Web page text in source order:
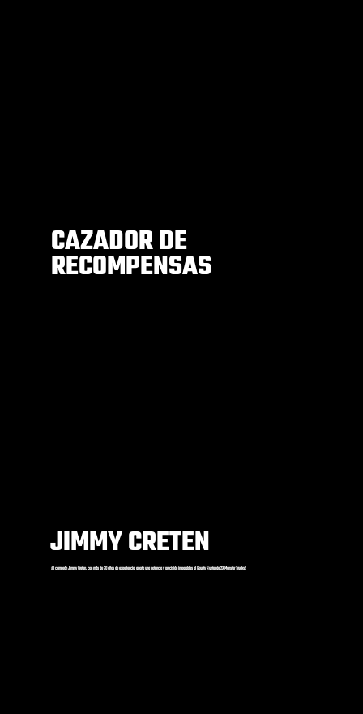
CAZADOR DE
RECOMPENSAS
JIMMY CRETEN
¡El campeón Jimmy Creten, con más de 30 años de experiencia, aporta una potencia y precisión imparables al Bounty Hunter de 2X Monster Trucks!